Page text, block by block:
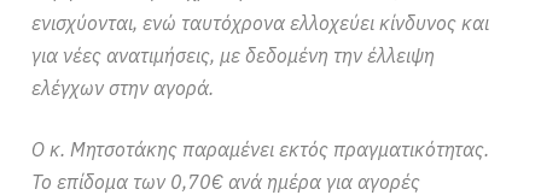
ενισχύονται, ενώ ταυτόχρονα ελλοχεύει κίνδυνος και
για νέες ανατιμήσεις, με δεδομένη την έλλειψη
ελέγχων στην αγορά.
Ο κ. Μητσοτάκης παραμένει εκτός πραγματικότητας.
Το επίδομα των 0,70€ ανά ημέρα για αγορές